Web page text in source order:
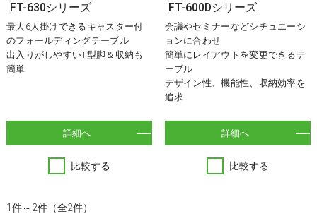
FT-630シリーズ
最大6人掛けできるキャスター付
のフォールディングテーブル
出入りがしやすいT型脚＆収納も
簡単
詳細へ
比較する
FT-600Dシリーズ
会議やセミナーなどシチュエーシ
ョンに合わせ
簡単にレイアウトを変更できるテ
ーブル
デザイン性、機能性、収納効率を
追求
詳細へ
比較する
1件～2件（全2件）